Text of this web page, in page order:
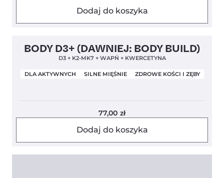
Dodaj do koszyka
Clean Label Nowa Formuła 4,9
BODY D3+ (DAWNIEJ: BODY BUILD)
D3 + K2-MK7 + WAPŃ + KWERCETYNA
DLA AKTYWNYCH SILNE MIĘŚNIE ZDROWE KOŚCI I ZĘBY
77,00 zł
Dodaj do koszyka